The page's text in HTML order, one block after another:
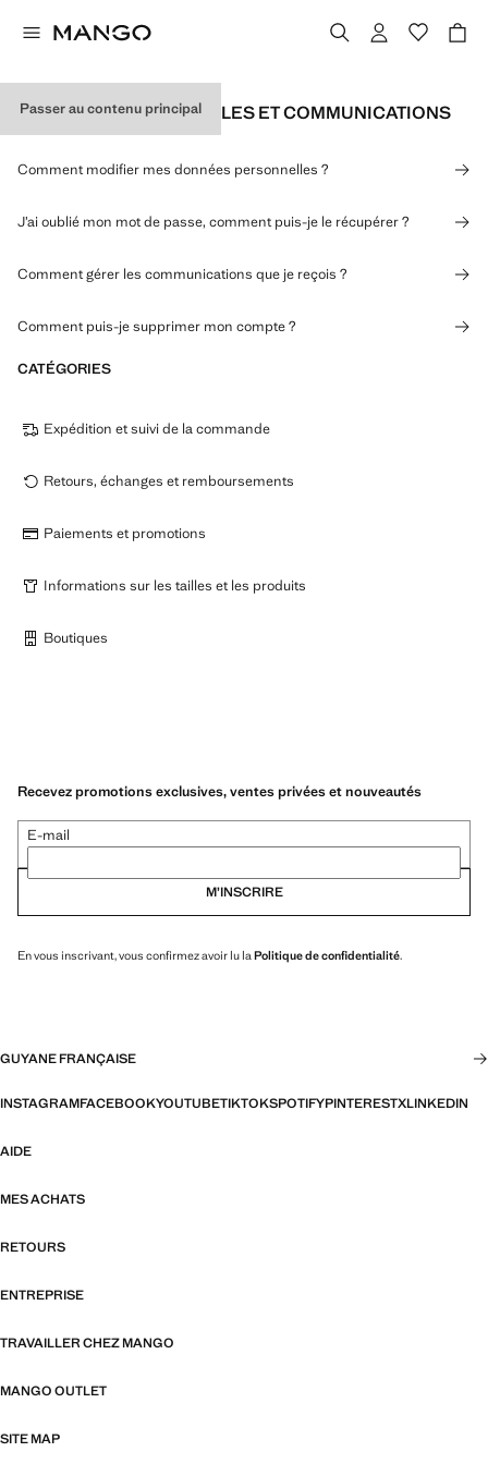
Passer au contenu principal
DONNÉES PERSONNELLES ET COMMUNICATIONS
Comment modifier mes données personnelles ?
J’ai oublié mon mot de passe, comment puis-je le récupérer ?
Comment gérer les communications que je reçois ?
Comment puis-je supprimer mon compte ?
CATÉGORIES
Expédition et suivi de la commande
Retours, échanges et remboursements
Paiements et promotions
Informations sur les tailles et les produits
Boutiques
Recevez promotions exclusives, ventes privées et nouveautés
E-mail
M’INSCRIRE
En vous inscrivant, vous confirmez avoir lu la Politique de confidentialité.
GUYANE FRANÇAISE
INSTAGRAMFACEBOOKYOUTUBETIKTOKSPOTIFYPINTERESTXLINKEDIN
AIDE
MES ACHATS
RETOURS
ENTREPRISE
TRAVAILLER CHEZ MANGO
MANGO OUTLET
SITE MAP